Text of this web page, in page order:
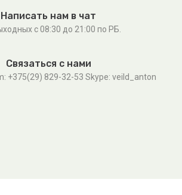
Написать нам в чат
c 08:30 до 21:00 по РБ.
Связаться с нами
+375(29) 829-32-53 Skype: veild_anton